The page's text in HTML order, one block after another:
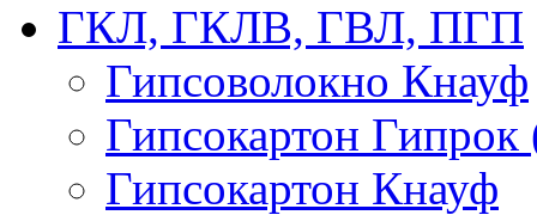
ГКЛ, ГКЛВ, ГВЛ, ПГП
Гипсоволокно Кнауф
Гипсокартон Гипрок
Гипсокартон Кнауф